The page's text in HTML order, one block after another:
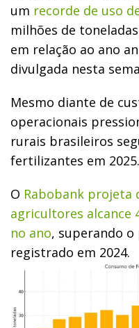
um recorde de uso
milhões de
em relação ao ano
divulgada nesta
Mesmo diante de
operacionais
rurais brasileiros
fertilizantes em 2025.
O Rabobank projeta
agricultores alcance
no ano, superando o
registrado em 2024.